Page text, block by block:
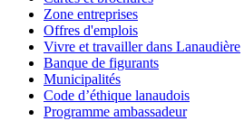
Zone entreprises
Offres d'emplois
Vivre et travailler dans Lanaudière
Banque de figurants
Municipalités
Code d’éthique lanaudois
Programme ambassadeur